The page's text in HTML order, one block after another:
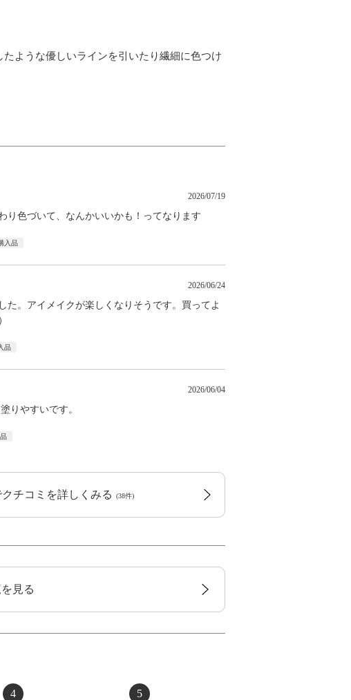
ような優しいラインを引いたり繊細に色つけ
2026/07/19
り色づいて、なんかいいかも！ってなります
入品
2026/06/24
。アイメイクが楽しくなりそうです。買ってよ
品
2026/06/04
りやすいです。
クチコミを詳しくみる (38件)
見る
4 5